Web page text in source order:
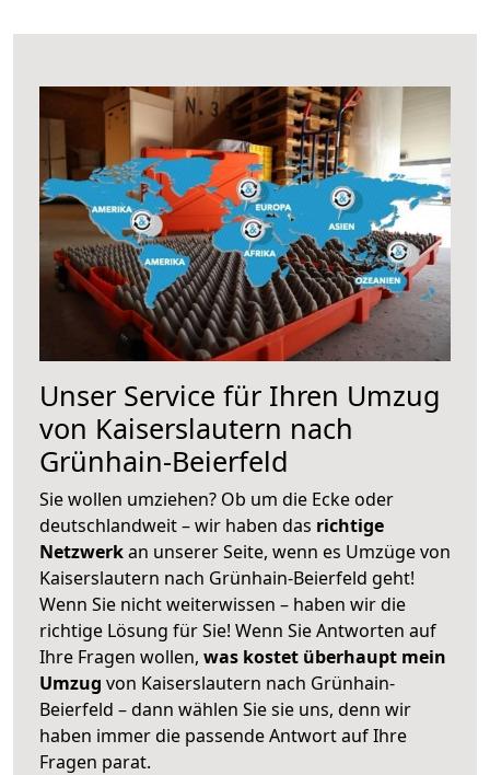
Unser Service für Ihren Umzug
von Kaiserslautern nach
Grünhain-Beierfeld
Sie wollen umziehen? Ob um die Ecke oder
deutschlandweit – wir haben das richtige
Netzwerkan unserer Seite, wenn es Umzüge von
Kaiserslautern nach Grünhain-Beierfeld geht!
Wenn Sie nicht weiterwissen – haben wir die
richtige Lösung für Sie! Wenn Sie Antworten auf
Ihre Fragen wollen, was kostet überhaupt mein
Umzug von Kaiserslautern nach Grünhain-
Beierfeld – dann wählen Sie sie uns, denn wir
haben immer die passende Antwort auf Ihre
Fragen parat.